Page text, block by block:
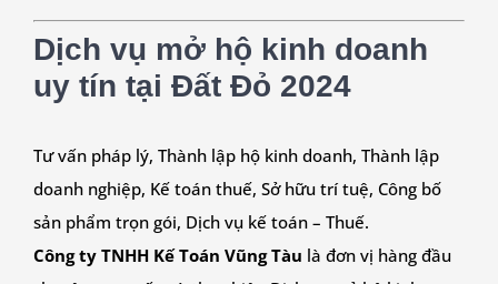
Dịch vụ mở hộ kinh doanh
uy tín tại Đất Đỏ 2024
Tư vấn pháp lý, Thành lập hộ kinh doanh, Thành lập
doanh nghiệp, Kế toán thuế, Sở hữu trí tuệ, Công bố
sản phẩm trọn gói, Dịch vụ kế toán – Thuế.
Công ty TNHH Kế Toán Vũng Tàu là đơn vị hàng đầu